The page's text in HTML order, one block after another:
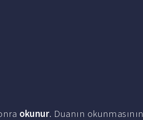
okunur. Duanın okunmasının